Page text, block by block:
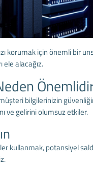
korumak için önemli bir
ele alacağız.
bilgilerinizin
ve gelirini olumsuz etkiler.
kullanmak, potansiyel